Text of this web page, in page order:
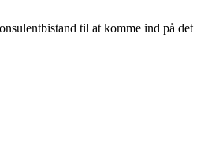
til at komme ind på det